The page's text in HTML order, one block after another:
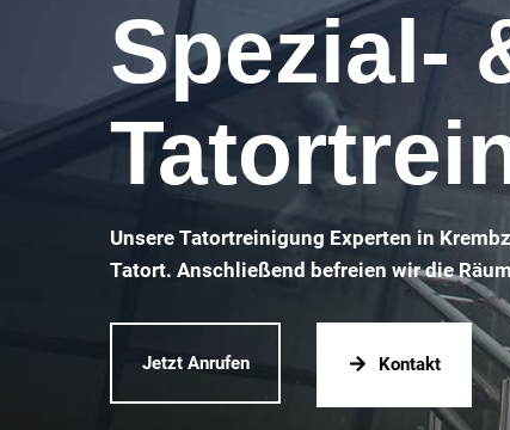
Spezial-
Unsere Tatortreinigung Experten in
Tatort. Anschließend befreien wir die
Jetzt Anrufen Kontakt